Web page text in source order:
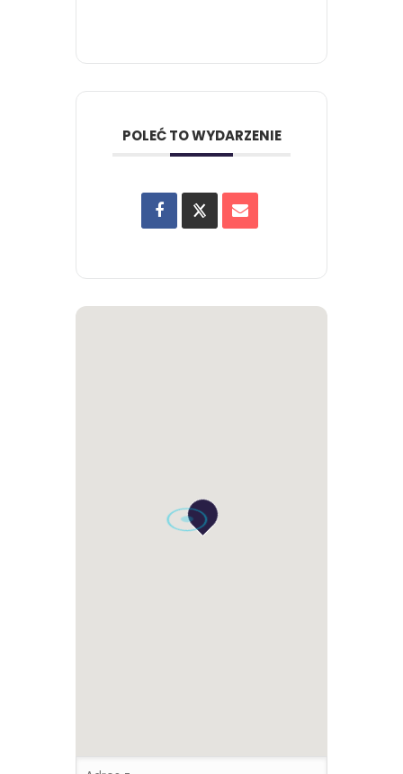
POLEĆ TO WYDARZENIE